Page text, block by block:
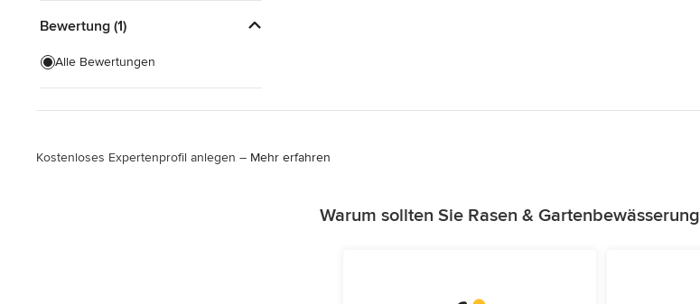
Bewertung (1)
Alle Bewertungen
Kostenloses Expertenprofil anlegen – Mehr erfahren
Warum sollten Sie Rasen &